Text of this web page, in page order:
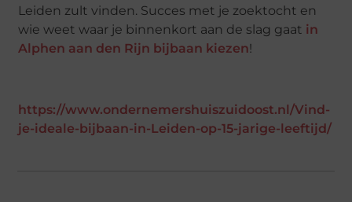
Leiden zult vinden. Succes met je zoektocht en
wie weet waar je binnenkort aan de slag gaat in
Alphen aan den Rijn bijbaan kiezen!
https://www.ondernemershuiszuidoost.nl/Vind-
je-ideale-bijbaan-in-Leiden-op-15-jarige-leeftijd/